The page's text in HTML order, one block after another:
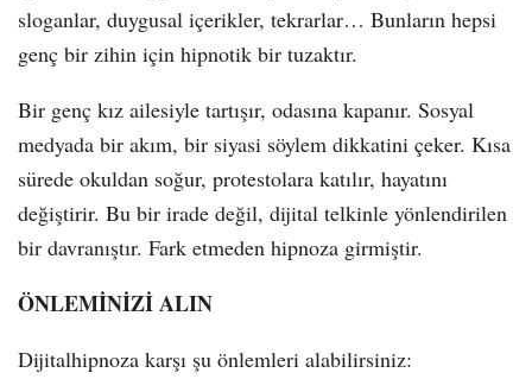
sloganlar, duygusal içerikler, tekrarlar… Bunların hepsi
genç bir zihin için hipnotik bir tuzaktır.
Bir genç kız ailesiyle tartışır, odasına kapanır. Sosyal
medyada bir akım, bir siyasi söylem dikkatini çeker. Kısa
sürede okuldan soğur, protestolara katılır, hayatını
değiştirir. Bu bir irade değil, dijital telkinle yönlendirilen
bir davranıştır. Fark etmeden hipnoza girmiştir.
ÖNLEMİNİZİ ALIN
Dijitalhipnoza karşı şu önlemleri alabilirsiniz: